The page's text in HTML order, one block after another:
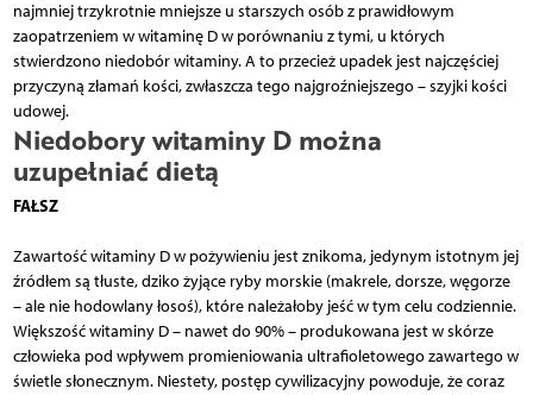
najmniej trzykrotnie mniejsze u starszych osób z prawidłowym
zaopatrzeniem w witaminę D w porównaniu z tymi, u których
stwierdzono niedobór witaminy. A to przecież upadek jest najczęściej
przyczyną złamań kości, zwłaszcza tego najgroźniejszego – szyjki kości
udowej.
Niedobory witaminy D można
uzupełniać dietą
FAŁSZ
Zawartość witaminy D w pożywieniu jest znikoma, jedynym istotnym jej
źródłem są tłuste, dziko żyjące ryby morskie (makrele, dorsze, węgorze
– ale nie hodowlany łosoś), które należałoby jeść w tym celu codziennie.
Większość witaminy D – nawet do 90% – produkowana jest w skórze
człowieka pod wpływem promieniowania ultrafioletowego zawartego w
świetle słonecznym. Niestety, postęp cywilizacyjny powoduje, że coraz